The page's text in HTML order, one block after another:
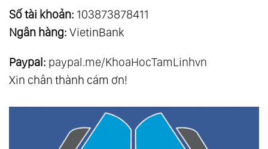
Số tài khoản: 103873878411
Ngân hàng: VietinBank
Paypal: paypal.me/KhoaHocTamLinhvn
Xin chân thành cám ơn!